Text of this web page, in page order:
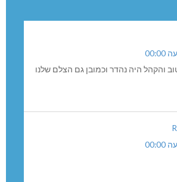
והקהל היה נהדר וכמובן גם הצלם שלנו